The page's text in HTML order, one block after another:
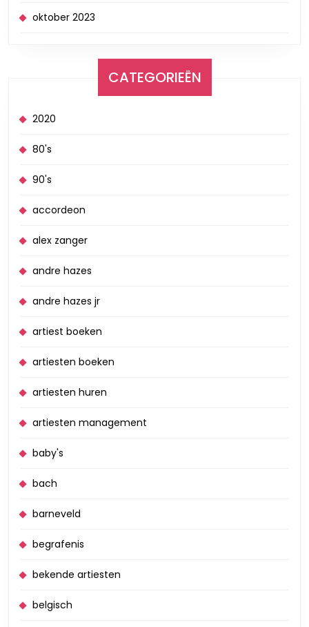
oktober 2023
CATEGORIEËN
2020
80's
90's
accordeon
alex zanger
andre hazes
andre hazes jr
artiest boeken
artiesten boeken
artiesten huren
artiesten management
baby's
bach
barneveld
begrafenis
bekende artiesten
belgisch